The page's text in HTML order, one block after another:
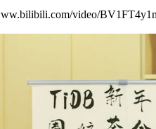
video/